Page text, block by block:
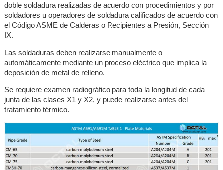
doble soldadura realizadas de acuerdo con procedimientos y por
soldadores u operadores de soldadura calificados de acuerdo con
el Código ASME de Calderas o Recipientes a Presión, Sección
IX.
Las soldaduras deben realizarse manualmente o
automáticamente mediante un proceso eléctrico que implica la
deposición de metal de relleno.
Se requiere examen radiográfico para toda la longitud de cada
junta de las clases X1 y X2, y puede realizarse antes del
tratamiento térmico.